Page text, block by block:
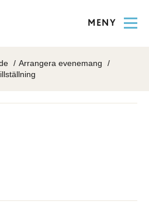
MENY
Arrangera evenemang